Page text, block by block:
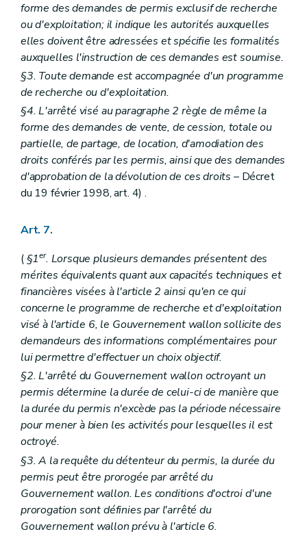
forme des demandes de permis exclusif de recherche
ou d'exploitation; il indique les autorités auxquelles
elles doivent être adressées et spécifie les formalités
auxquelles l'instruction de ces demandes est soumise.
§3. Toute demande est accompagnée d'un programme
de recherche ou d'exploitation.
§4. L'arrêté visé au paragraphe 2 règle de même la
forme des demandes de vente, de cession, totale ou
partielle, de partage, de location, d'amodiation des
droits conférés par les permis, ainsi que des demandes
d'approbation de la dévolution de ces droits – Décret
du 19 février 1998, art. 4) .
Art. 7.
( §1er. Lorsque plusieurs demandes présentent des
mérites équivalents quant aux capacités techniques et
financières visées à l'article 2 ainsi qu'en ce qui
concerne le programme de recherche et d'exploitation
visé à l'article 6, le Gouvernement wallon sollicite des
demandeurs des informations complémentaires pour
lui permettre d'effectuer un choix objectif.
§2. L'arrêté du Gouvernement wallon octroyant un
permis détermine la durée de celui-ci de manière que
la durée du permis n'excède pas la période nécessaire
pour mener à bien les activités pour lesquelles il est
octroyé.
§3. A la requête du détenteur du permis, la durée du
permis peut être prorogée par arrêté du
Gouvernement wallon. Les conditions d'octroi d'une
prorogation sont définies par l'arrêté du
Gouvernement wallon prévu à l'article 6.